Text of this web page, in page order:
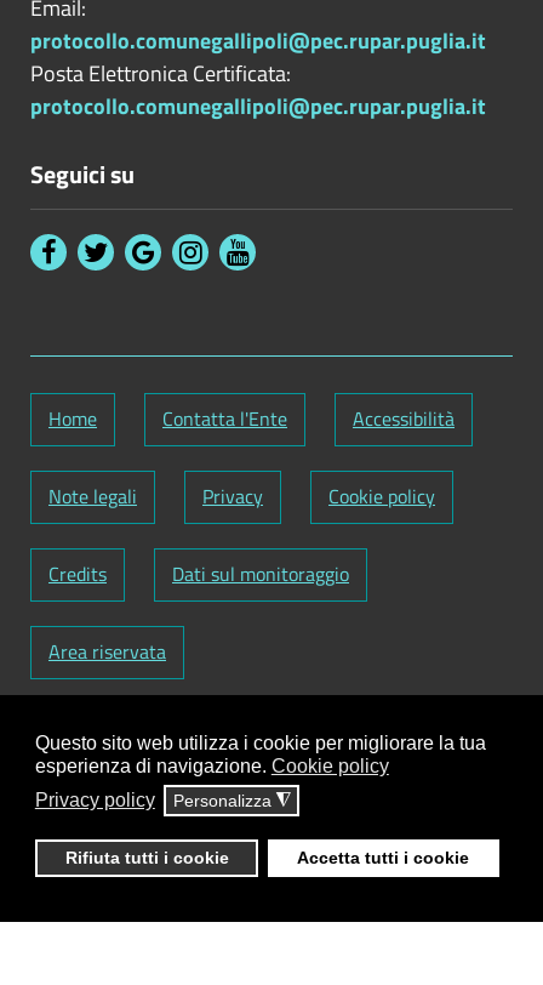
Questo sito web utilizza i cookie per migliorare la tua
esperienza di navigazione. Cookie policy
Privacy policy
Personalizza ◮
Rifiuta tutti i cookie Accetta tutti i cookie
Email:
protocollo.comunegallipoli@pec.rupar.puglia.it
Posta Elettronica Certificata:
protocollo.comunegallipoli@pec.rupar.puglia.it
Seguici su
Home Contatta l'Ente Accessibilità
Note legali Privacy Cookie policy
Credits Dati sul monitoraggio
Area riservata
Codice Fiscale: 82000090751-Partita IVA:
01129720759-Codice Fatturazione elettronica:
UFY1HC
contenuti:Antonio Scrimitore
ClioCom© copyright 2018 - 2026 - Clio S.r.l. Lecce -